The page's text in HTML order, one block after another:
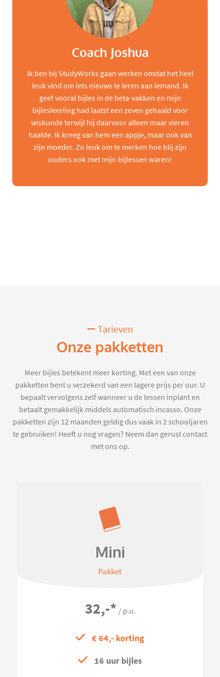
Coach Joshua
Ik ben bij StudyWorks gaan werken omdat het heel
leuk vind om iets nieuws te leren aan iemand. Ik
geef vooral bijles in de beta-vakken en mijn
bijlesleerling had laatst een zeven gehaald voor
wiskunde terwijl hij daarvoor alleen maar vieren
haalde. Ik kreeg van hem een appje, maar ook van
zijn moeder. Zo leuk om te merken hoe blij zijn
ouders ook met mijn bijlessen waren!
Tarieven
Onze pakketten
Meer bijles betekent meer korting. Met een van onze
pakketten bent u verzekerd van een lagere prijs per uur. U
bepaalt vervolgens zelf wanneer u de lessen inplant en
betaalt gemakkelijk middels automatisch incasso. Onze
pakketten zijn 12 maanden geldig dus vaak in 2 schooljaren
te gebruiken! Heeft u nog vragen? Neem dan gerust contact
met ons op.
Mini
Pakket
32,-* / p.u.
€ 64,- korting
16 uur bijles